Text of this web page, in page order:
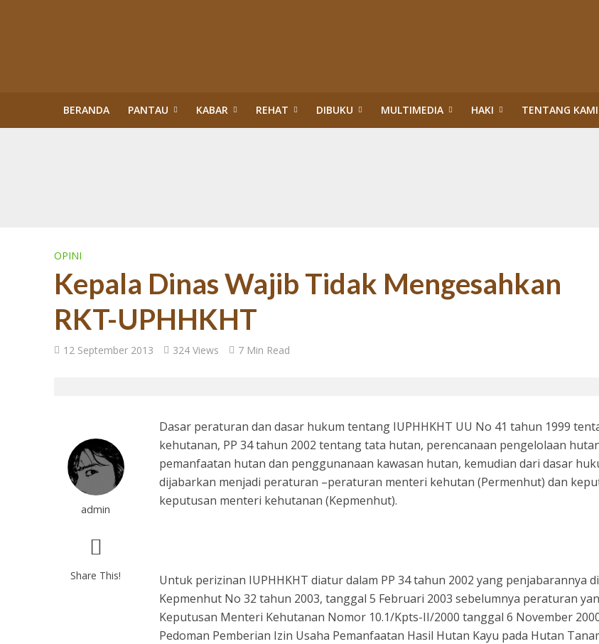
BERANDA PANTAU KABAR REHAT DIBUKU MULTIMEDIA HAKI TENTANG KAMI
27 Tahun Reformasi 1998: Menanti Aksi Kepala Daerah Mengaudit Bisnis dan HAM
OPINI
Kepala Dinas Wajib Tidak Mengesahkan
RKT-UPHHKHT
12 September 2013 324 Views 7 Min Read
admin
Share This!
Dasar peraturan dan dasar hukum tentang IUPHHKHT UU No 41 tahun 1999
kehutanan, PP 34 tahun 2002 tentang tata hutan, perencanaan pengelolaan
pemanfaatan hutan dan penggunanaan kawasan hutan, kemudian dari dasar
dijabarkan menjadi peraturan –peraturan menteri kehutan (Permenhut) dan
keputusan menteri kehutanan (Kepmenhut).
Untuk perizinan IUPHHKHT diatur dalam PP 34 tahun 2002 yang penjabarannya
Kepmenhut No 32 tahun 2003, tanggal 5 Februari 2003 sebelumnya peraturan
Keputusan Menteri Kehutanan Nomor 10.1/Kpts-II/2000 tanggal 6 November
Pedoman Pemberian Izin Usaha Pemanfaatan Hasil Hutan Kayu pada Hutan